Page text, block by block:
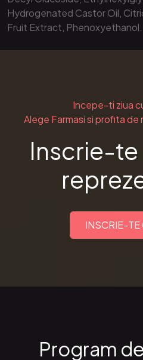
Hydrogenated Castor Oil,
Fruit Extract, Phenoxyethanol.
Incepe-ti ziua
Alege Farmasi si profita
Inscrie-te
INSCRIE-TE
Program